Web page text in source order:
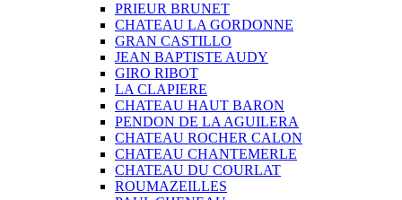
PRIEUR BRUNET
CHATEAU LA GORDONNE
GRAN CASTILLO
JEAN BAPTISTE AUDY
GIRO RIBOT
LA CLAPIERE
CHATEAU HAUT BARON
PENDON DE LA AGUILERA
CHATEAU ROCHER CALON
CHATEAU CHANTEMERLE
CHATEAU DU COURLAT
ROUMAZEILLES